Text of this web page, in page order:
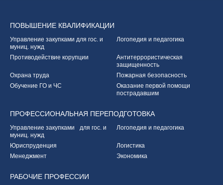
ПОВЫШЕНИЕ КВАЛИФИКАЦИИ
Управление закупками для гос. и
муниц. нужд
Логопедия и педагогика
Противодействие корупции
Антитеррористическая
защищенность
Охрана труда
Пожарная безопасность
Обучение ГО и ЧС
Оказание первой помощи
пострадавшим
ПРОФЕССИОНАЛЬНАЯ ПЕРЕПОДГОТОВКА
Управление закупками для гос. и
муниц. нужд
Логопедия и педагогика
Юриспруденция
Логистика
Менеджмент
Экономика
РАБОЧИЕ ПРОФЕССИИ